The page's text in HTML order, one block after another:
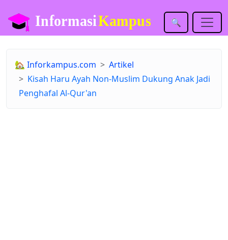
🔍
🏡 Inforkampus.com
Artikel
Kisah Haru Ayah Non-Muslim Dukung Anak Jadi
Penghafal Al-Qur'an